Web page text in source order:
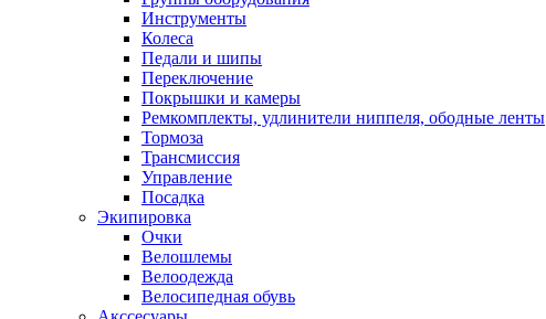
Инструменты
Колеса
Педали и шипы
Переключение
Покрышки и камеры
Ремкомплекты, удлинители ниппеля, ободные ленты
Тормоза
Трансмиссия
Управление
Посадка
Экипировка
Очки
Велошлемы
Велоодежда
Велосипедная обувь